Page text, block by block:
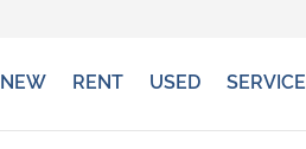
NEW RENT USED SERVICE